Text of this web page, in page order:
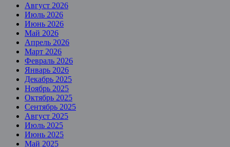
Август 2026
Июль 2026
Июнь 2026
Май 2026
Апрель 2026
Март 2026
Февраль 2026
Январь 2026
Декабрь 2025
Ноябрь 2025
Октябрь 2025
Сентябрь 2025
Август 2025
Июль 2025
Июнь 2025
Май 2025